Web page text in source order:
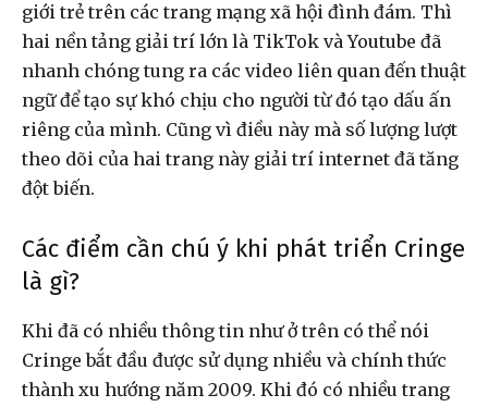
giới trẻ trên các trang mạng xã hội đình đám. Thì
hai nền tảng giải trí lớn là TikTok và Youtube đã
nhanh chóng tung ra các video liên quan đến thuật
ngữ để tạo sự khó chịu cho người từ đó tạo dấu ấn
riêng của mình. Cũng vì điều này mà số lượng lượt
theo dõi của hai trang này giải trí internet đã tăng
đột biến.
Các điểm cần chú ý khi phát triển Cringe
là gì?
Khi đã có nhiều thông tin như ở trên có thể nói
Cringe bắt đầu được sử dụng nhiều và chính thức
thành xu hướng năm 2009. Khi đó có nhiều trang